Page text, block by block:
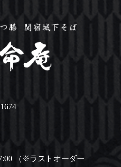
（※ラストオーダー